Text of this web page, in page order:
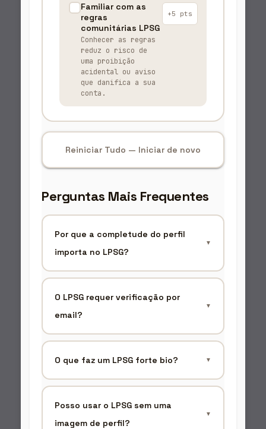
Familiar com as
regras
comunitárias LPSG
Conhecer as regras
reduz o risco de
uma proibição
acidental ou aviso
que danifica a sua
conta.
+5 pts
Reiniciar Tudo — Iniciar de novo
Perguntas Mais Frequentes
Por que a completude do perfil
importa no LPSG?
▼
O LPSG requer verificação por
email?
▼
O que faz um LPSG forte bio? ▼
Posso usar o LPSG sem uma
imagem de perfil?
▼